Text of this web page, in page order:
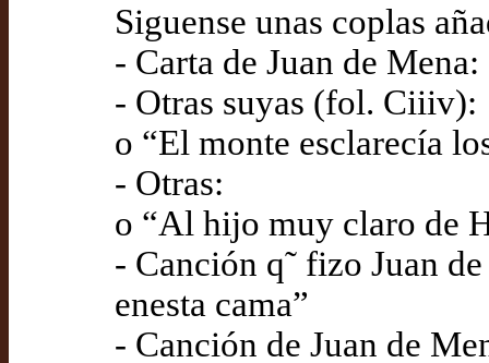
Siguense unas coplas
- Carta de Juan de
- Otras suyas (fol. Ciiiv):
o “El monte esclarecía
- Otras:
o “Al hijo muy claro de
- Canción q˜ fizo Juan
enesta cama”
- Canción de Juan de